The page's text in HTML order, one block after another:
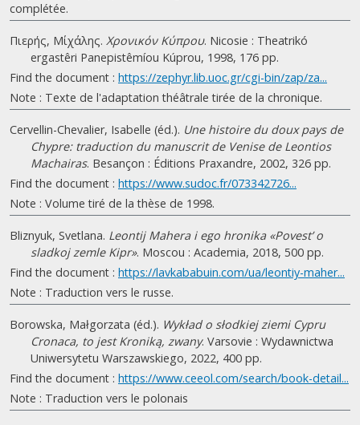
complétée.
Πιερής, Μίχάλης. Χρονικόν Κύπρου. Nicosie : Theatrikó
ergastêri Panepistêmíou Kúprou, 1998, 176 pp.
Find the document : https://zephyr.lib.uoc.gr/cgi-bin/zap/za...
Note : Texte de l'adaptation théâtrale tirée de la chronique.
Cervellin-Chevalier, Isabelle (éd.). Une histoire du doux pays de
Chypre: traduction du manuscrit de Venise de Leontios
Machairas. Besançon : Éditions Praxandre, 2002, 326 pp.
Find the document : https://www.sudoc.fr/073342726...
Note : Volume tiré de la thèse de 1998.
Bliznyuk, Svetlana. Leontij Mahera i ego hronika «Povest’ o
sladkoj zemle Kipr». Moscou : Academia, 2018, 500 pp.
Find the document : https://lavkababuin.com/ua/leontiy-maher...
Note : Traduction vers le russe.
Borowska, Małgorzata (éd.). Wykład o słodkiej ziemi Cypru
Cronaca, to jest Kroniką, zwany. Varsovie : Wydawnictwa
Uniwersytetu Warszawskiego, 2022, 400 pp.
Find the document : https://www.ceeol.com/search/book-detail...
Note : Traduction vers le polonais